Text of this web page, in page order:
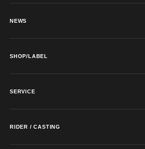
NEWS
SHOP/LABEL
SERVICE
RIDER / CASTING